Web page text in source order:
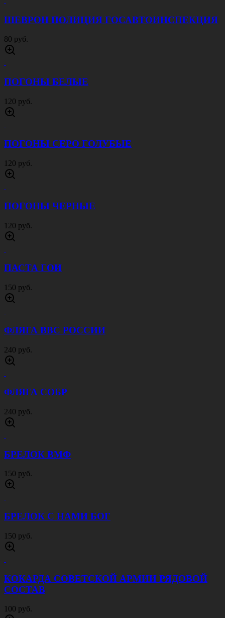
ШЕВРОН ПОЛИЦИЯ ГОСАВТОИНСПЕКЦИЯ
80 руб.
ПОГОНЫ БЕЛЫЕ
120 руб.
ПОГОНЫ СЕРО ГОЛУБЫЕ
120 руб.
ПОГОНЫ ЧЕРНЫЕ
120 руб.
ПАСТА ГОИ
150 руб.
ФЛЯГА ВВС РОССИИ
240 руб.
ФЛЯГА СОБР
240 руб.
БРЕЛОК ВМФ
150 руб.
БРЕЛОК С НАМИ БОГ
150 руб.
КОКАРДА СОВЕТСКОЙ АРМИИ РЯДОВОЙ
СОСТАВ
100 руб.